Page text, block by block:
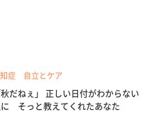
症 自立とケア
秋だねぇ」 正しい日付がわからない
そっと教えてくれたあなた